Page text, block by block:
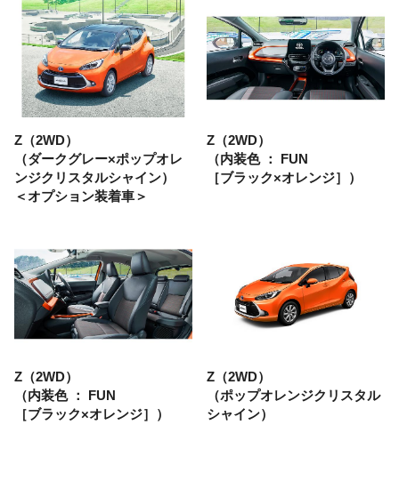
Z（2WD）
（ダークグレー×ポップオレ
ンジクリスタルシャイン）
＜オプション装着車＞
Z（2WD）
（内装色 ： FUN
［ブラック×オレンジ］）
Z（2WD）
（内装色 ： FUN
［ブラック×オレンジ］）
Z（2WD）
（ポップオレンジクリスタル
シャイン）